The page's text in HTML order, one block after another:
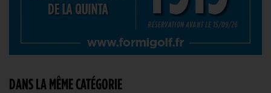
DANS LA MÊME CATÉGORIE